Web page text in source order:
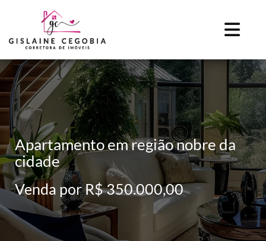
Apartamento em região nobre da
cidade
Venda por R$ 350.000,00